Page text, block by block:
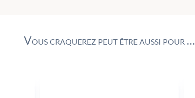
Vous craquerez peut être aussi pour …